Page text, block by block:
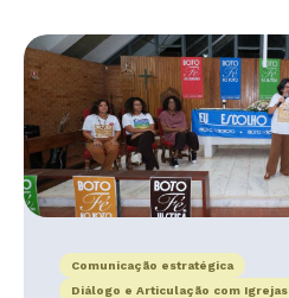
Comunicação estratégica
Diálogo e Articulação com Igrejas